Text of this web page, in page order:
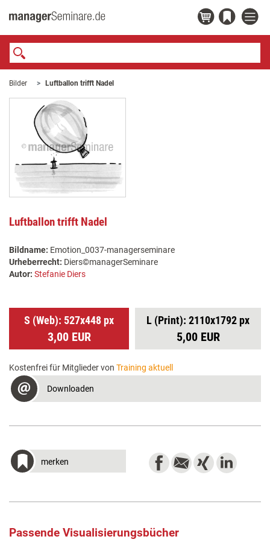
Bilder Luftballon trifft Nadel
Luftballon trifft Nadel
Bildname: Emotion_0037-managerseminare
Urheberrecht: Diers©managerSeminare
Autor: Stefanie Diers
S (Web): 527x448 px
3,00 EUR
L (Print): 2110x1792 px
5,00 EUR
Kostenfrei für Mitglieder von Training aktuell
Downloaden
merken
Passende Visualisierungsbücher